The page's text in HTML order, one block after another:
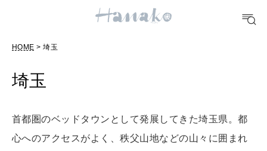
#シュークリーム #パン #カフェ
HOME > 埼玉
埼玉
首都圏のベッドタウンとして発展してきた埼玉県。都
心へのアクセスがよく、秩父山地などの山々に囲まれ